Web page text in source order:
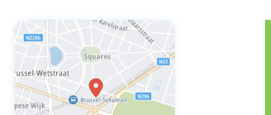
stemmingswisselingen ervaren, bepaalde
voedselvoorkeuren waarnemen, spierpijn
hebben of extra gevoelig zijn voor
bepaalde geuren en geluiden.